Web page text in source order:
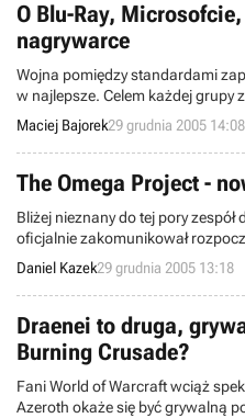
publiczności.
O Blu-Ray,
nagrywarce
Wojna pomiędzy standardami
w najlepsze. Celem każdej grupy
oraz HD-DVD jest z oczywiście
nic specjalnego, gdyby nie fakt,
się na żadną stronę. Tym
ostatnich dni także niewiele się w
Maciej Bajorek29 grudnia 2005 14:08
The Omega Project -
Bliżej nieznany do tej pory
oficjalnie zakomunikował
projektem zatytułowanym The
przedstawicieli gatunku cRPG.
Daniel Kazek29 grudnia 2005 13:18
Draenei to druga,
Burning Crusade?
Fani World of Warcraft wciąż
Azeroth okaże się być grywalną